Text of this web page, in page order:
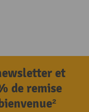
et
de remise